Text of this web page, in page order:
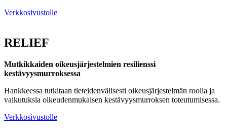
Verkkosivustolle
RELIEF
Mutkikkaiden oikeusjärjestelmien resilienssi
kestävyysmurroksessa
Hankkeessa tutkitaan tieteidenvälisesti oikeusjärjestelmän roolia ja
vaikutuksia oikeudenmukaisen kestävyysmurroksen toteutumisessa.
Verkkosivustolle